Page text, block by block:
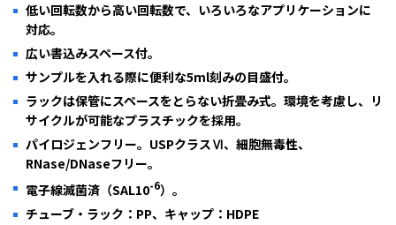
低い回転数から高い回転数で、いろいろなアプリケーションに
対応。
広い書込みスペース付。
サンプルを入れる際に便利な5ml刻みの目盛付。
ラックは保管にスペースをとらない折畳み式。環境を考慮し、リ
サイクルが可能なプラスチックを採用。
パイロジェンフリー。USPクラスⅥ、細胞無毒性、
RNase/DNaseフリー。
電子線滅菌済（SAL10-6）。
チューブ・ラック：PP、キャップ：HDPE